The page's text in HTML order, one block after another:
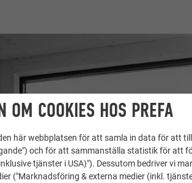
OM COOKIES HOS PREFA
här webbplatsen för att samla in data för att
och för att sammanställa statistik för att
tjänster i USA)"). Dessutom bedriver vi
("Marknadsföring & externa medier (inkl.